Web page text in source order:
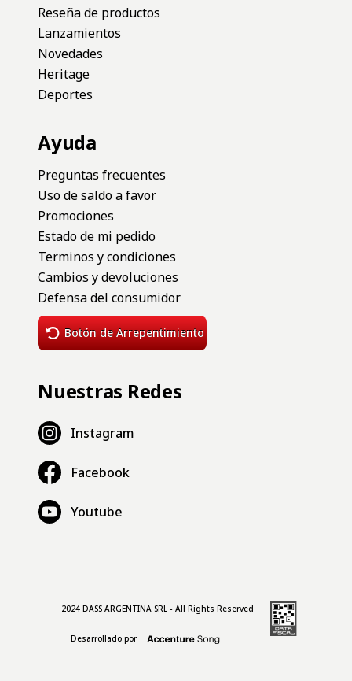
Reseña de productos
Lanzamientos
Novedades
Heritage
Deportes
Ayuda
Preguntas frecuentes
Uso de saldo a favor
Promociones
Estado de mi pedido
Terminos y condiciones
Cambios y devoluciones
Defensa del consumidor
Botón de Arrepentimiento
Nuestras Redes
Instagram
Facebook
Youtube
2024 DASS ARGENTINA SRL - All Rights Reserved
Desarrollado por